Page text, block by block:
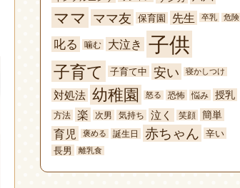
ママ ママ友 保育園 先生 卒乳 危険
叱る 噛む 大泣き 子供
子育て 子育て中 安い 寝かしつけ
対処法 幼稚園 怒る 恐怖 悩み 授乳
方法 楽 次男 気持ち 泣く 笑顔 簡単
育児 褒める 誕生日 赤ちゃん 辛い
長男
離乳食